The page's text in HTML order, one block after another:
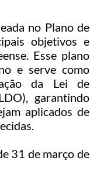
no Plano de
objetivos e
Esse plano
e serve como
da Lei de
garantindo
aplicados de
31 de março de